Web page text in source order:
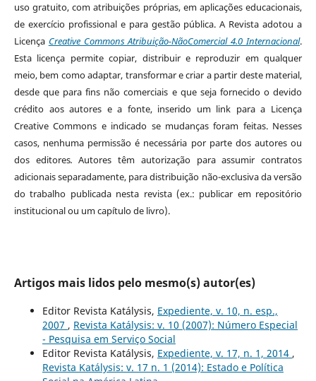
uso gratuito, com atribuições próprias, em aplicações educacionais,
de exercício profissional e para gestão pública. A Revista adotou a
Licença Creative Commons Atribuição-NãoComercial 4.0 Internacional.
Esta licença permite copiar, distribuir e reproduzir em qualquer
meio, bem como adaptar, transformar e criar a partir deste material,
desde que para fins não comerciais e que seja fornecido o devido
crédito aos autores e a fonte, inserido um link para a Licença
Creative Commons e indicado se mudanças foram feitas. Nesses
casos, nenhuma permissão é necessária por parte dos autores ou
dos editores.Autores têm autorização para assumir contratos
adicionais separadamente, para distribuição não-exclusiva da versão
do trabalho publicada nesta revista (ex.: publicar em repositório
institucional ou um capítulo de livro).
Artigos mais lidos pelo mesmo(s) autor(es)
Editor Revista Katálysis, Expediente, v. 10, n. esp.,
2007 , Revista Katálysis: v. 10 (2007): Número Especial
- Pesquisa em Serviço Social
Editor Revista Katálysis, Expediente, v. 17, n. 1, 2014 ,
Revista Katálysis: v. 17 n. 1 (2014): Estado e Política